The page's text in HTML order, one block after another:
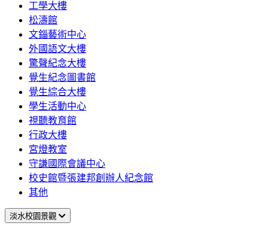
工學大樓
松濤館
文錙藝術中心
外國語文大樓
驚聲紀念大樓
覺生紀念圖書館
覺生綜合大樓
學生活動中心
視聽教育館
行政大樓
宮燈教室
守謙國際會議中心
校史館暨張建邦創辦人紀念館
其他
淡水校園景觀